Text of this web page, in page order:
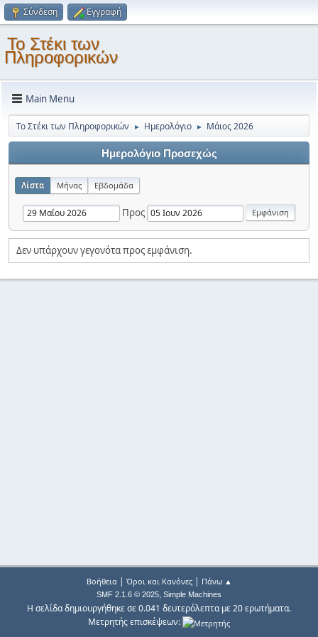
Σύνδεση Εγγραφή
Το Στέκι των
Πληροφορικών
Main Menu
Το Στέκι των Πληροφορικών ► Ημερολόγιο ► Μάιος 2026
Ημερολόγιο Προσεχώς
Λίστα Μήνας Εβδομάδα
Προς
Δεν υπάρχουν γεγονότα προς εμφάνιση.
Βοήθεια| Όροι και Κανόνες| Πάνω ▲
SMF 2.1.6 © 2025, Simple Machines
Η σελίδα δημιουργήθηκε σε 0.041 δευτερόλεπτα με 20 ερωτήματα.
Μετρητής επισκέψεων: